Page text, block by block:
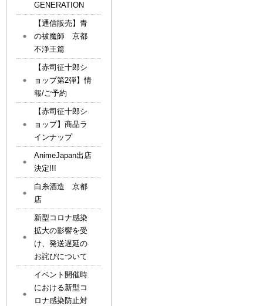
GENERATION
【通信販売】青
の祓魔師 京都
不浄王篇
【赤司征十郎シ
ョップ第2弾】情
報/ご予約
【赤司征十郎シ
ョップ】商品ラ
インナップ
AnimeJapan出店
決定!!!
白糸酒造 京都
店
新型コロナ感染
拡大の影響を受
け、発送遅延の
お詫びについて
イベント開催時
における新型コ
ロナ感染防止対